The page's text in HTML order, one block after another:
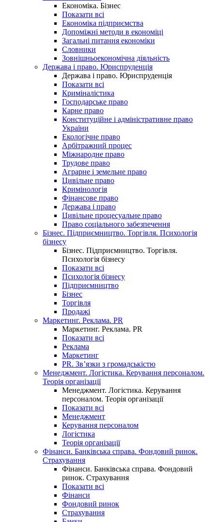
Економіка. Бізнес
Показати всі
Економіка підприємства
Допоміжні методи в економіці
Загальні питання економіки
Словники
Зовнішньоекономічна діяльність
Держава і право. Юриспруденція
Держава і право. Юриспруденція
Показати всі
Криміналістика
Господарське право
Карне право
Конституційне і адміністративне право
України
Екологічне право
Арбітражний процес
Міжнародне право
Трудове право
Аграрне і земельне право
Цивільне право
Кримінологія
Фінансове право
Держава і право
Цивільне процесуальне право
Право соціального забезпечення
Бізнес. Підприємництво. Торгівля. Психологія
бізнесу
Бізнес. Підприємництво. Торгівля.
Психологія бізнесу
Показати всі
Психологія бізнесу
Підприємництво
Бізнес
Торгівля
Продажі
Маркетинг. Реклама. PR
Маркетинг. Реклама. PR
Показати всі
Реклама
Маркетинг
PR. Зв’язки з громадськістю
Менеджмент. Логістика. Керування персоналом.
Теорія організації
Менеджмент. Логістика. Керування
персоналом. Теорія організації
Показати всі
Менеджмент
Керування персоналом
Логістика
Теорія організації
Фінанси. Банківська справа. Фондовий ринок.
Страхування
Фінанси. Банківська справа. Фондовий
ринок. Страхування
Показати всі
Фінанси
Фондовий ринок
Страхування